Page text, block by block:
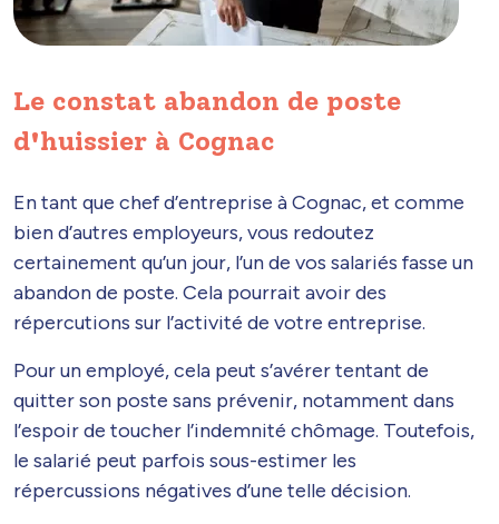
Le constat abandon de poste
d'huissier à Cognac
En tant que chef d’entreprise à Cognac, et comme
bien d’autres employeurs, vous redoutez
certainement qu’un jour, l’un de vos salariés fasse un
abandon de poste. Cela pourrait avoir des
répercutions sur l’activité de votre entreprise.
Pour un employé, cela peut s’avérer tentant de
quitter son poste sans prévenir, notamment dans
l’espoir de toucher l’indemnité chômage. Toutefois,
le salarié peut parfois sous-estimer les
répercussions négatives d’une telle décision.